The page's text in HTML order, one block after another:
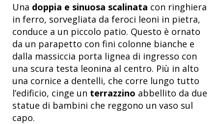
Una doppia e sinuosa scalinata con ringhiera
in ferro, sorvegliata da feroci leoni in pietra,
conduce a un piccolo patio. Questo è ornato
da un parapetto con fini colonne bianche e
dalla massiccia porta lignea di ingresso con
una scura testa leonina al centro. Più in alto
una cornice a dentelli, che corre lungo tutto
l’edificio, cinge un terrazzino abbellito da due
statue di bambini che reggono un vaso sul
capo.